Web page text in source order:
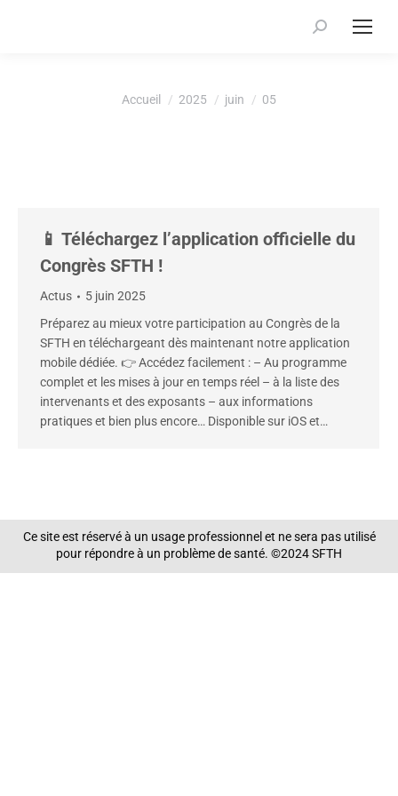
Recherche
Accueil 2025 juin 05
📱 Téléchargez l’application officielle du
Congrès SFTH !
Actus
5 juin 2025
Préparez au mieux votre participation au Congrès de la
SFTH en téléchargeant dès maintenant notre application
mobile dédiée. 👉 Accédez facilement : – Au programme
complet et les mises à jour en temps réel – à la liste des
intervenants et des exposants – aux informations
pratiques et bien plus encore… Disponible sur iOS et…
Ce site est réservé à un usage professionnel et ne sera pas utilisé
pour répondre à un problème de santé. ©2024 SFTH